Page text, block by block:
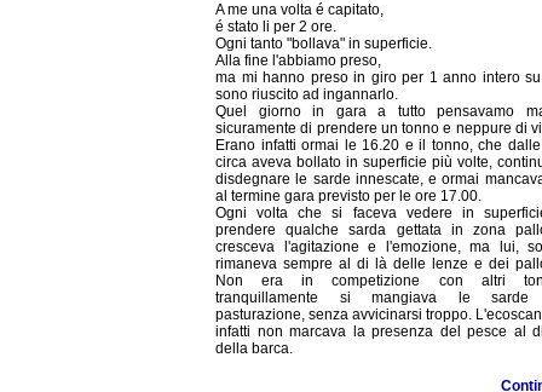
A me una volta é capitato,
é stato li per 2 ore.
Ogni tanto "bollava" in superficie.
Alla fine l'abbiamo preso,
ma mi hanno preso in giro per 1 anno intero
sono riuscito ad ingannarlo.
Quel giorno in gara a tutto pensavamo
sicuramente di prendere un tonno e neppure di
Erano infatti ormai le 16.20 e il tonno, che
circa aveva bollato in superficie più volte,
disdegnare le sarde innescate, e ormai
al termine gara previsto per le ore 17.00.
Ogni volta che si faceva vedere in
prendere qualche sarda gettata in zona
cresceva l'agitazione e l'emozione, ma lui,
rimaneva sempre al di là delle lenze e dei
Non era in competizione con altri
tranquillamente si mangiava le sarde
pasturazione, senza avvicinarsi troppo.
infatti non marcava la presenza del pesce al
della barca.